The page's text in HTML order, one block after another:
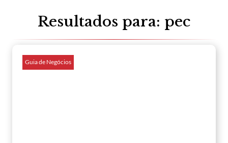
Resultados para: pec
Guia de Negócios